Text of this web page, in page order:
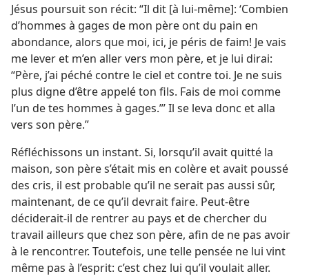
Jésus poursuit son récit: “Il dit [à lui-même]: ‘Combien
d’hommes à gages de mon père ont du pain en
abondance, alors que moi, ici, je péris de faim! Je vais
me lever et m’en aller vers mon père, et je lui dirai:
“Père, j’ai péché contre le ciel et contre toi. Je ne suis
plus digne d’être appelé ton fils. Fais de moi comme
l’un de tes hommes à gages.”’ Il se leva donc et alla
vers son père.”
Réfléchissons un instant. Si, lorsqu’il avait quitté la
maison, son père s’était mis en colère et avait poussé
des cris, il est probable qu’il ne serait pas aussi sûr,
maintenant, de ce qu’il devrait faire. Peut-être
déciderait-il de rentrer au pays et de chercher du
travail ailleurs que chez son père, afin de ne pas avoir
à le rencontrer. Toutefois, une telle pensée ne lui vint
même pas à l’esprit: c’est chez lui qu’il voulait aller.